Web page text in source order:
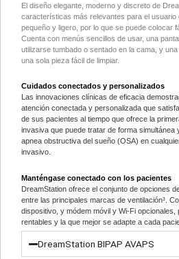
El diseño elegante, moderno y discreto de
características más relevantes para el usuario
pequeño y ligero, por lo que se puede colocar
Cuenta con menús sencillos de usar, una
utilizarse tumbado o sentado en la cama, y
una sola pieza fácil de limpiar.
Cuidados conectados y personalizados
Las innovaciones clínicas de eficacia
atención conectada y personalizada que
de sus pacientes al tiempo que ofrece la
invasiva que puede tratar de forma simultánea
apnea obstructiva del sueño (OSA) en
invasivo.
Manténgase conectado con los pacientes
DreamStation ofrece el conjunto de opciones
entre las principales marcas de ventilación³.
dispositivo, y módem móvil y Wi-Fi opcionales,
rentables y la que mejor se adapte a cada
DreamStation BIPAP AVAPS